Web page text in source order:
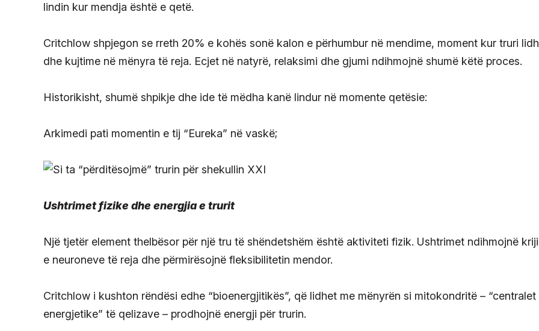
lindin kur mendja është e qetë.
Critchlow shpjegon se rreth 20% e kohës sonë kalon e përhumbur në mendime, moment kur truri
dhe kujtime në mënyra të reja. Ecjet në natyrë, relaksimi dhe gjumi ndihmojnë shumë këtë proces.
Historikisht, shumë shpikje dhe ide të mëdha kanë lindur në momente qetësie:
Arkimedi pati momentin e tij “Eureka” në vaskë;
Ushtrimet fizike dhe energjia e trurit
Një tjetër element thelbësor për një tru të shëndetshëm është aktiviteti fizik. Ushtrimet ndihmojnë
e neuroneve të reja dhe përmirësojnë fleksibilitetin mendor.
Critchlow i kushton rëndësi edhe “bioenergjitikës”, që lidhet me mënyrën si mitokondritë – “centralet
energjetike” të qelizave – prodhojnë energji për trurin.